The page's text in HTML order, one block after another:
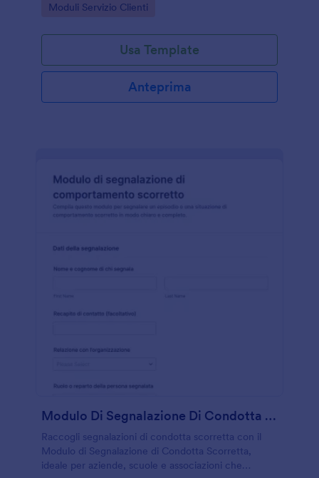
Go to Category:
Moduli Servizio Clienti
Usa Template
Anteprima
Modulo Di Segnalazione Di Condotta Scorretta
Raccogli segnalazioni di condotta scorretta con il
Modulo di Segnalazione di Condotta Scorretta,
ideale per aziende, scuole e associazioni che